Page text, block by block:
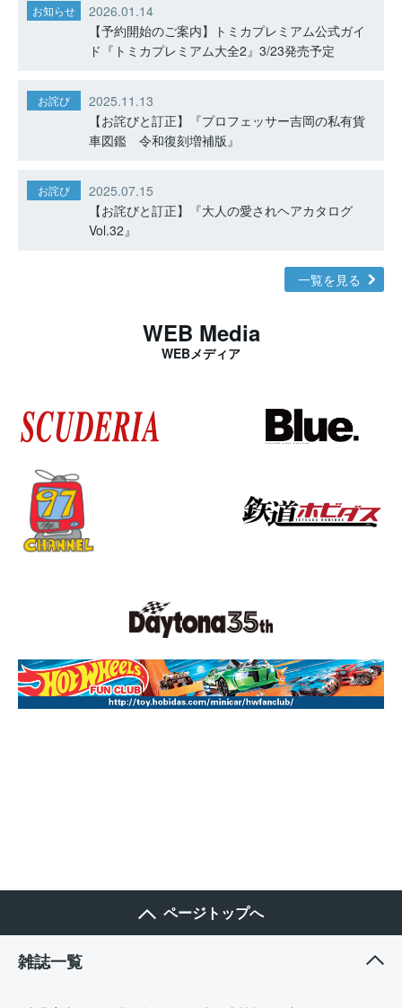
お知らせ
2026.01.14
【予約開始のご案内】トミカプレミアム公式ガイ
ド『トミカプレミアム大全2』3/23発売予定
お詫び
2025.11.13
【お詫びと訂正】『プロフェッサー吉岡の私有貨
車図鑑 令和復刻増補版』
お詫び
2025.07.15
【お詫びと訂正】『大人の愛されヘアカタログ
Vol.32』
一覧を見る
WEB Media
WEBメディア
ページトップへ
雑誌一覧